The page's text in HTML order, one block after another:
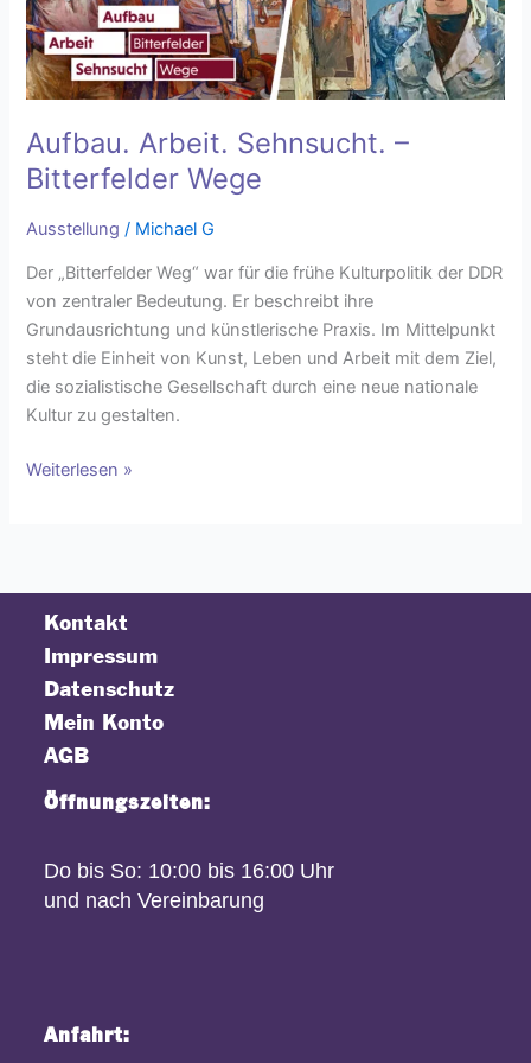
Aufbau. Arbeit. Sehnsucht. –
Bitterfelder Wege
Ausstellung / Michael G
Der „Bitterfelder Weg“ war für die frühe Kulturpolitik der DDR
von zentraler Bedeutung. Er beschreibt ihre
Grundausrichtung und künstlerische Praxis. Im Mittelpunkt
steht die Einheit von Kunst, Leben und Arbeit mit dem Ziel,
die sozialistische Gesellschaft durch eine neue nationale
Kultur zu gestalten.
Wege
Weiterlesen »
Kontakt
Impressum
Datenschutz
Mein Konto
AGB
Öffnungszeiten:
Do bis So: 10:00 bis 16:00 Uhr
und nach Vereinbarung
Anfahrt: